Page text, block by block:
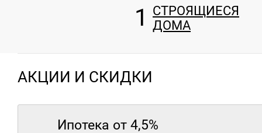
1
СТРОЯЩИЕСЯ
ДОМА
АКЦИИ И СКИДКИ
Ипотека от 4,5%